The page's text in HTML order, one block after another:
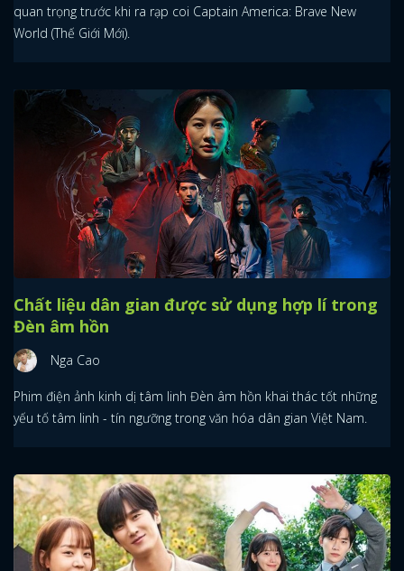
quan trọng trước khi ra rạp coi Captain America: Brave New
World (Thế Giới Mới).
Chất liệu dân gian được sử dụng hợp lí trong
Đèn âm hồn
Nga Cao
Phim điện ảnh kinh dị tâm linh Đèn âm hồn khai thác tốt những
yếu tố tâm linh - tín ngưỡng trong văn hóa dân gian Việt Nam.